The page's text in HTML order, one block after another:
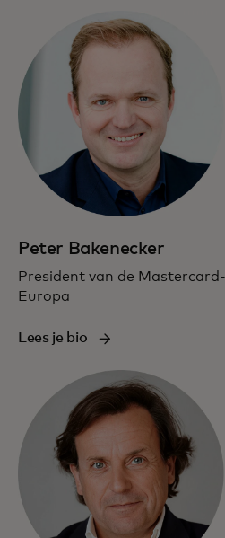
Peter Bakenecker
President van de
Europa
Lees je bio